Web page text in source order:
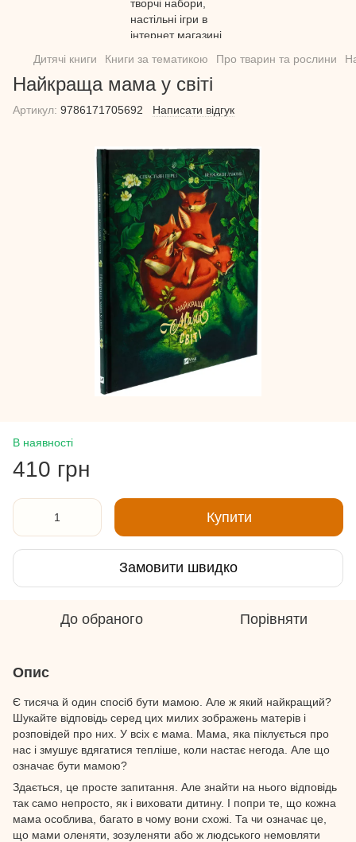
Дитячі книги Книги за тематикою Про тварин та рослини
Найкраща мама у світі
Артикул: 9786171705692 Написати відгук
В наявності
410 грн
Купити
Замовити швидко
До обраного Порівняти
Опис
Є тисяча й один спосіб бути мамою. Але ж який найкращий?
Шукайте відповідь серед цих милих зображень матерів і
розповідей про них. У всіх є мама. Мама, яка піклується про
нас і змушує вдягатися тепліше, коли настає негода. Але що
означає бути мамою?
Здається, це просте запитання. Але знайти на нього відповідь
так само непросто, як і виховати дитину. І попри те, що кожна
мама особлива, багато в чому вони схожі. Та чи означає це,
що мами оленяти, зозуленяти або ж людського немовляти